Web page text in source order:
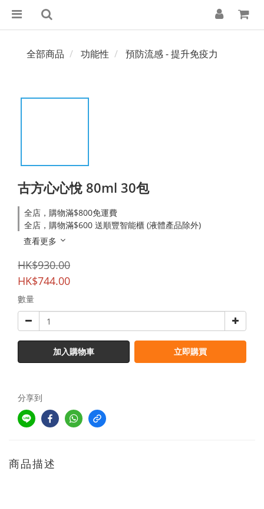
全部商品 功能性 預防流感 - 提升免疫力
古方心心悅 80ml 30包
全店，購物滿$800免運費
全店，購物滿$600 送順豐智能櫃 (液體產品除外)
查看更多
HK$930.00
HK$744.00
數量
加入購物車 立即購買
分享到
商品描述